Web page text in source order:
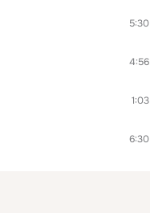
5:30
4:56
1:03
6:30